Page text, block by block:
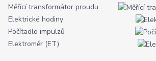
Měřící transformátor proudu
Elektrické hodiny
Počítadlo impulzů
Elektroměr (ET)